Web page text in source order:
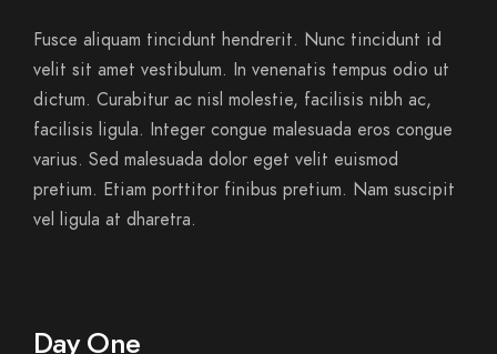
Fusce aliquam tincidunt hendrerit. Nunc tincidunt id
velit sit amet vestibulum. In venenatis tempus odio ut
dictum. Curabitur ac nisl molestie, facilisis nibh ac,
facilisis ligula. Integer congue malesuada eros congue
varius. Sed malesuada dolor eget velit euismod
pretium. Etiam porttitor finibus pretium. Nam suscipit
vel ligula at dharetra.
Day One